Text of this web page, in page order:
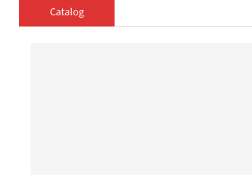
Catalog